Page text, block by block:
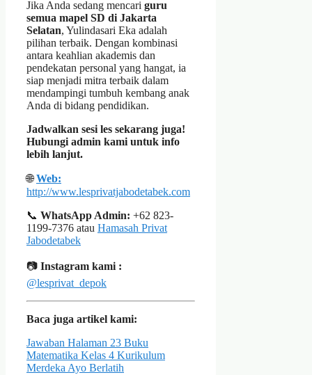
Jika Anda sedang mencari guru
semua mapel SD di Jakarta
Selatan, Yulindasari Eka adalah
pilihan terbaik. Dengan kombinasi
antara keahlian akademis dan
pendekatan personal yang hangat, ia
siap menjadi mitra terbaik dalam
mendampingi tumbuh kembang anak
Anda di bidang pendidikan.
Jadwalkan sesi les sekarang juga!
Hubungi admin kami untuk info
lebih lanjut.
🌐Web:
http://www.lesprivatjabodetabek.com
📞 WhatsApp Admin: +62 823-
1199-7376 atau Hamasah Privat
Jabodetabek
📷 Instagram kami :
@lesprivat_depok
Baca juga artikel kami:
Jawaban Halaman 23 Buku
Matematika Kelas 4 Kurikulum
Merdeka Ayo Berlatih